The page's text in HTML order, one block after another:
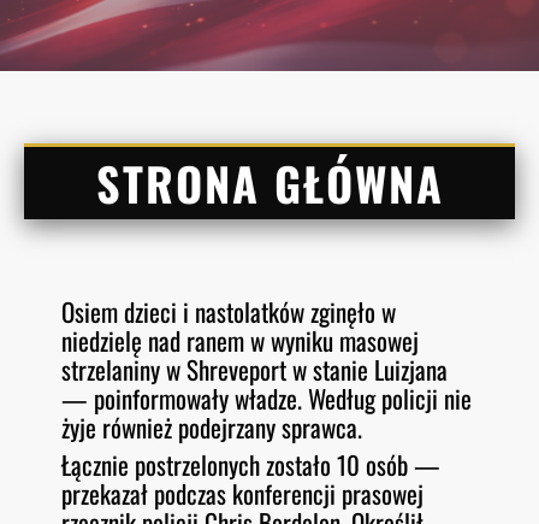
STRONA GŁÓWNA
Osiem dzieci i nastolatków zginęło w
niedzielę nad ranem w wyniku masowej
strzelaniny w Shreveport w stanie Luizjana
— poinformowały władze. Według policji nie
żyje również podejrzany sprawca.
Łącznie postrzelonych zostało 10 osób —
przekazał podczas konferencji prasowej